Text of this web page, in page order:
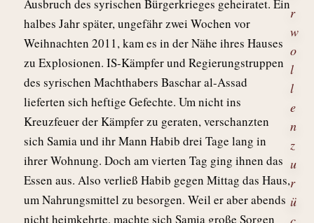
Ausbruch des syrischen Bürgerkrieges geheiratet. Ein
halbes Jahr später, ungefähr zwei Wochen vor
Weihnachten 2011, kam es in der Nähe ihres Hauses
zu Explosionen. IS-Kämpfer und Regierungstruppen
des syrischen Machthabers Baschar al-Assad
lieferten sich heftige Gefechte. Um nicht ins
Kreuzfeuer der Kämpfer zu geraten, verschanzten
sich Samia und ihr Mann Habib drei Tage lang in
ihrer Wohnung. Doch am vierten Tag ging ihnen das
Essen aus. Also verließ Habib gegen Mittag das Haus,
um Nahrungsmittel zu besorgen. Weil er aber abends
nicht heimkehrte, machte sich Samia große Sorgen
r
w
o
l
l
e
n
z
u
r
ü